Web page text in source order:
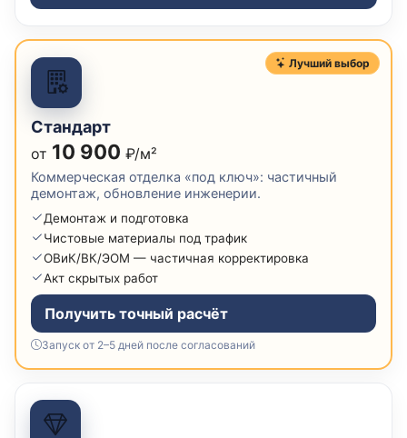
Лучший выбор
Стандарт
от 10 900 ₽/м²
Коммерческая отделка «под ключ»: частичный
демонтаж, обновление инженерии.
Демонтаж и подготовка
Чистовые материалы под трафик
ОВиК/ВК/ЭОМ — частичная корректировка
Акт скрытых работ
Получить точный расчёт
Запуск от 2–5 дней после согласований